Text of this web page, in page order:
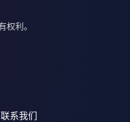
利。
联系我们